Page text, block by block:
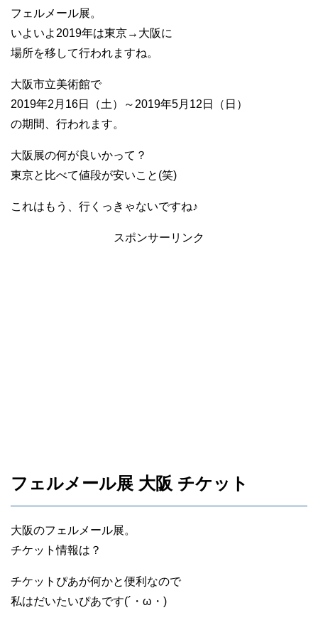
フェルメール展。
いよいよ2019年は東京→大阪に
場所を移して行われますね。
大阪市立美術館で
2019年2月16日（土）～2019年5月12日（日）
の期間、行われます。
大阪展の何が良いかって？
東京と比べて値段が安いこと(笑)
これはもう、行くっきゃないですね♪
スポンサーリンク
フェルメール展 大阪 チケット
大阪のフェルメール展。
チケット情報は？
チケットぴあが何かと便利なので
私はだいたいぴあです(´・ω・)